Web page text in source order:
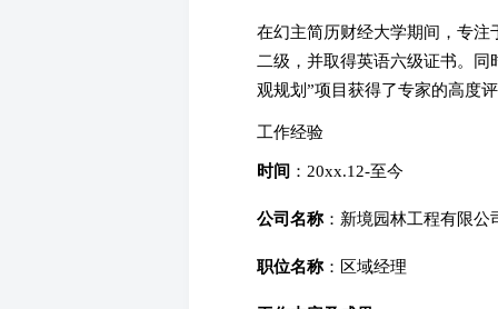
在幻主简历财经大学期间，专
二级，并取得英语六级证书。
观规划”项目获得了专家的高度
工作经验
时间 ：20xx.12-至今
公司名称：新境园林工程有限公
职位名称：区域经理